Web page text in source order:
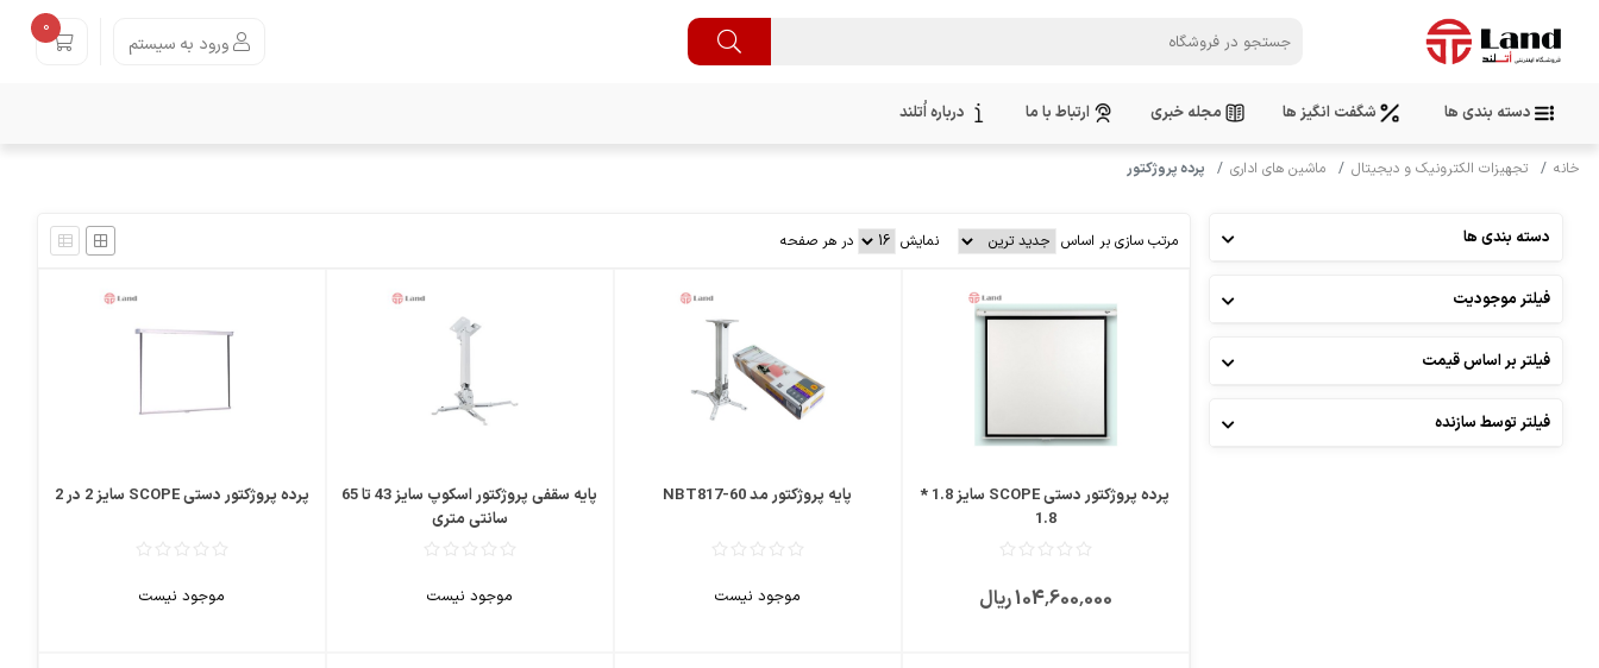
ورود به سیستم
0
دسته بندی ها شگفت انگیز ها مجله خبری ارتباط با ما درباره اُتلند
خانه تجهیزات الکترونیک و دیجیتال ماشین های اداری پرده پروژکتور
دسته بندی ها
فیلتر موجودیت
فیلتر بر اساس قیمت
فیلتر توسط سازنده
مرتب سازی بر اساس نمایش در هر صفحه
پرده پروژکتور دستی SCOPE سایز 1.8 *
1.8
104٬600٬000 ریال
پایه پروژکتور مد NBT817-60
موجود نیست
پایه سقفی پروژکتور اسکوپ سایز 43 تا 65
سانتی متری
موجود نیست
پرده پروژکتور دستی SCOPE سایز 2 در 2
موجود نیست